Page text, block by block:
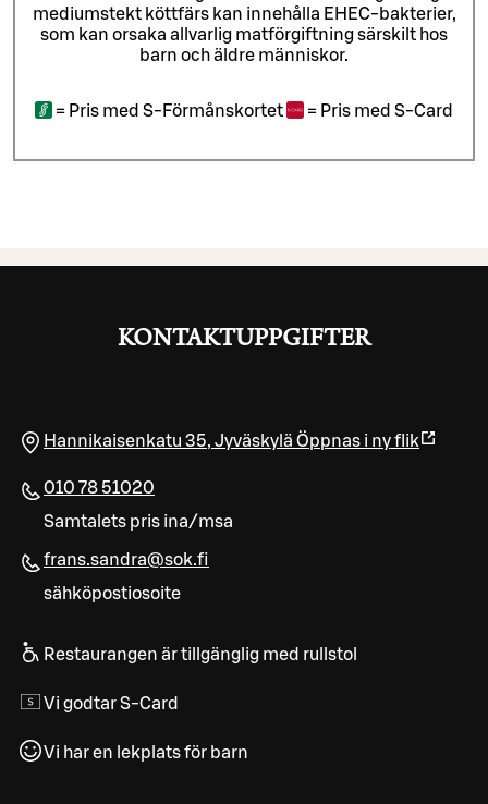
mediumstekt köttfärs kan innehålla EHEC-bakterier,
som kan orsaka allvarlig matförgiftning särskilt hos
barn och äldre människor.
= Pris med S-Förmånskortet = Pris med S-Card
KONTAKTUPPGIFTER
Hannikaisenkatu 35, Jyväskylä Öppnas i ny flik
010 78 51020
Samtalets pris ina/msa
frans.sandra@sok.fi
sähköpostiosoite
Restaurangen är tillgänglig med rullstol
Vi godtar S-Card
Vi har en lekplats för barn